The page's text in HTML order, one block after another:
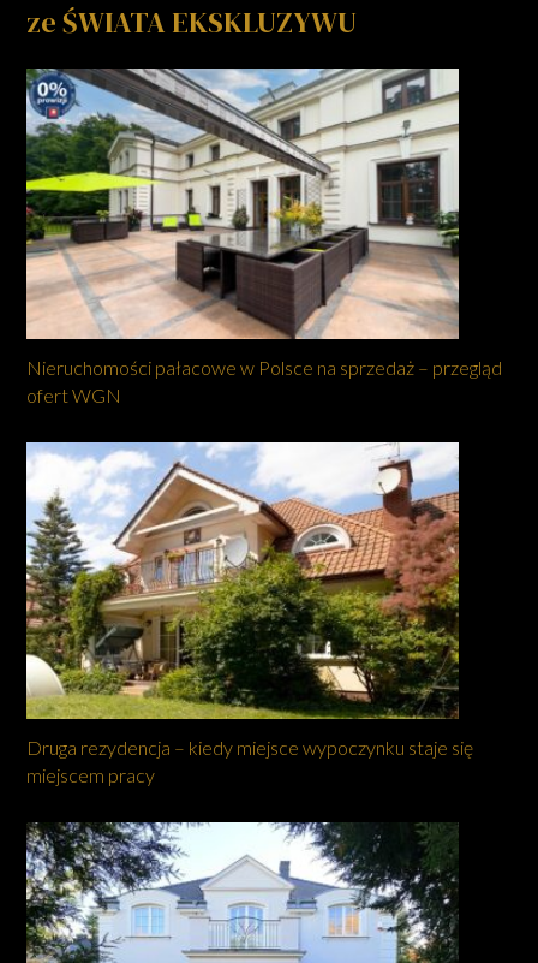
ze ŚWIATA EKSKLUZYWU
Nieruchomości pałacowe w Polsce na sprzedaż – przegląd
ofert WGN
Druga rezydencja – kiedy miejsce wypoczynku staje się
miejscem pracy